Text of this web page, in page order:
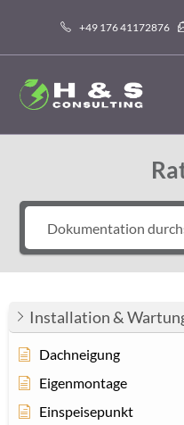
springen
+49 176 41172876
Installation &
Dachneigung
Eigenmontage
Einspeisepunkt